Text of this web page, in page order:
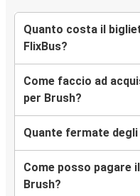
Quanto costa il
FlixBus?
Come faccio ad
per Brush?
Quante fermate
Come posso pagare
Brush?